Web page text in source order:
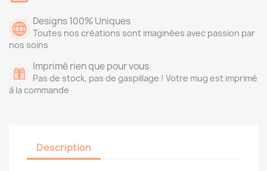
Designs 100% Uniques
Toutes nos créations sont imaginées avec passion par
nos soins
Imprimé rien que pour vous
Pas de stock, pas de gaspillage ! Votre mug est imprimé
à la commande
Description